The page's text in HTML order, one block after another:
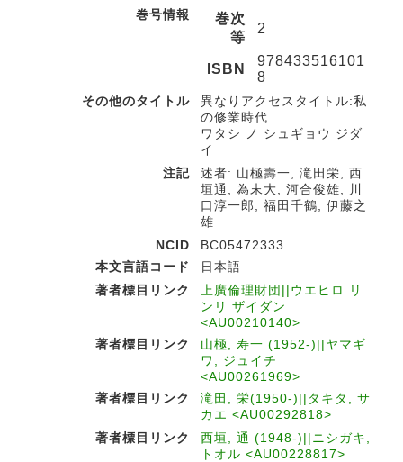
巻号情報
巻次
等
2
ISBN
978433516101
8
その他のタイトル
異なりアクセスタイトル:私
の修業時代
ワタシ ノ シュギョウ ジダ
イ
注記
述者: 山極壽一, 滝田栄, 西
垣通, 為末大, 河合俊雄, 川
口淳一郎, 福田千鶴, 伊藤之
雄
NCID
BC05472333
本文言語コード
日本語
著者標目リンク
上廣倫理財団||ウエヒロ リ
ンリ ザイダン
<AU00210140>
著者標目リンク
山極, 寿一 (1952-)||ヤマギ
ワ, ジュイチ
<AU00261969>
著者標目リンク
滝田, 栄(1950-)||タキタ, サ
カエ <AU00292818>
著者標目リンク
西垣, 通 (1948-)||ニシガキ,
トオル <AU00228817>